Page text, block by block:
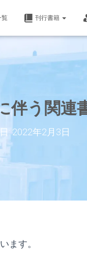
覧 刊行書籍
伴う関連
:2022年2月3日
ます。